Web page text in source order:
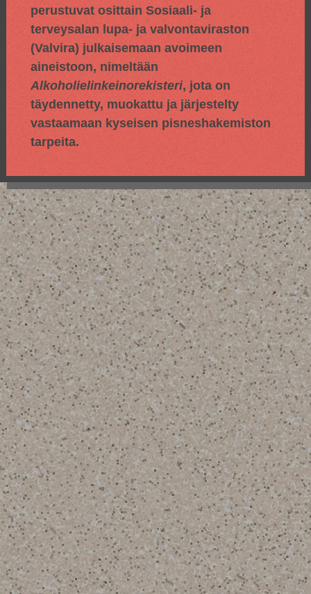
perustuvat osittain Sosiaali- ja
terveysalan lupa- ja valvontaviraston
(Valvira) julkaisemaan avoimeen
aineistoon, nimeltään
Alkoholielinkeinorekisteri, jota on
täydennetty, muokattu ja järjestelty
vastaamaan kyseisen pisneshakemiston
tarpeita.